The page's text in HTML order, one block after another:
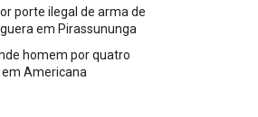
porte ilegal de arma de
em Pirassununga
homem por quatro
Americana